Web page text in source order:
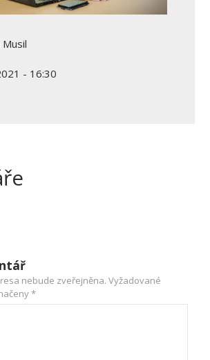
- 16:30
nebude zveřejněna. Vyžadované
*